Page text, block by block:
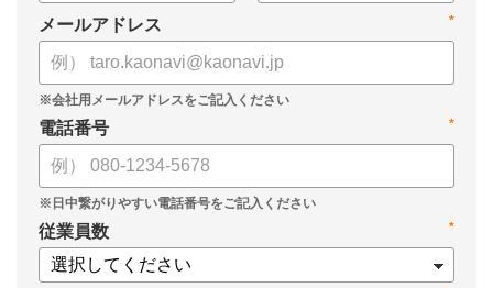
*
メールアドレス
*
電話番号
*
従業員数